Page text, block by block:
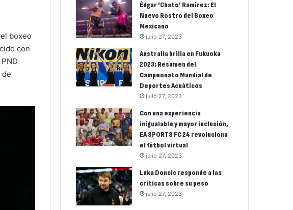
boxeo
con
de
Édgar ‘Chato’ Ramírez: El
Nuevo Rostro del Boxeo
Mexicano
julio 27, 2023
Australia brilla en Fukuoka
2023: Resumen del
Campeonato Mundial de
Deportes Acuáticos
julio 27, 2023
Con una experiencia
inigualable y mayor inclusión,
EA SPORTS FC 24 revoluciona
el fútbol virtual
julio 27, 2023
Luka Doncic responde a las
críticas sobre su peso
julio 27, 2023